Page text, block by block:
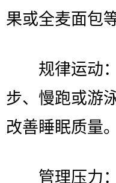
果或全麦面包等
规律运动：
步、慢跑或游
改善睡眠质量。
管理压力：